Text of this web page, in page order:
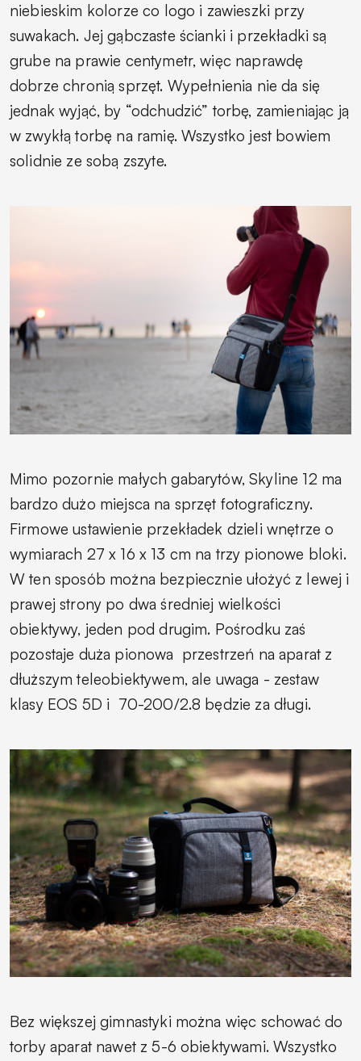
niebieskim kolorze co logo i zawieszki przy
suwakach. Jej gąbczaste ścianki i przekładki są
grube na prawie centymetr, więc naprawdę
dobrze chronią sprzęt. Wypełnienia nie da się
jednak wyjąć, by “odchudzić” torbę, zamieniając ją
w zwykłą torbę na ramię. Wszystko jest bowiem
solidnie ze sobą zszyte.
Mimo pozornie małych gabarytów, Skyline 12 ma
bardzo dużo miejsca na sprzęt fotograficzny.
Firmowe ustawienie przekładek dzieli wnętrze o
wymiarach 27 x 16 x 13 cm na trzy pionowe bloki.
W ten sposób można bezpiecznie ułożyć z lewej i
prawej strony po dwa średniej wielkości
obiektywy, jeden pod drugim. Pośrodku zaś
pozostaje duża pionowa przestrzeń na aparat z
dłuższym teleobiektywem, ale uwaga - zestaw
klasy EOS 5D i 70-200/2.8 będzie za długi.
Bez większej gimnastyki można więc schować do
torby aparat nawet z 5-6 obiektywami. Wszystko